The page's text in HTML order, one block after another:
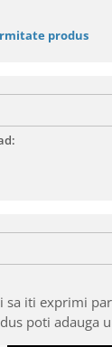
produs
sa iti exprimi
poti adauga